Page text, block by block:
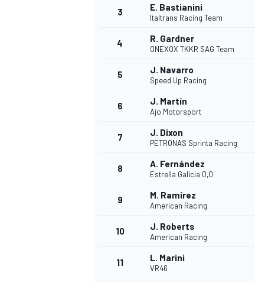
3 E. Bastianini
Italtrans Racing Team
4 R. Gardner
ONEXOX TKKR SAG Team
5 J. Navarro
Speed Up Racing
6 J. Martín
Ajo Motorsport
7 J. Dixon
PETRONAS Sprinta Racing
8 A. Fernández
Estrella Galicia 0,0
9 M. Ramírez
American Racing
10 J. Roberts
American Racing
11 L. Marini
VR46